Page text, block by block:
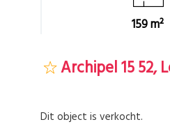
159 m²
Archipel 15 52,
Dit object is verkocht.